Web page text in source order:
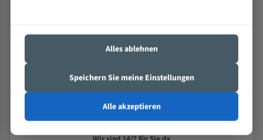
Seit 2000 – Über 25 Jahre Erfahrung
Alles ablehnen
Speichern Sie meine Einstellungen
Alle akzeptieren